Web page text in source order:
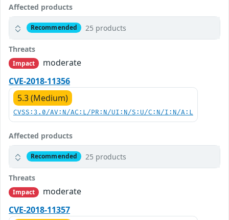
Affected products
Recommended 25 products
Threats
Impact
moderate
CVE-2018-11356
5.3 (Medium)
CVSS:3.0/AV:N/AC:L/PR:N/UI:N/S:U/C:N/I:N/A:L
Affected products
Recommended 25 products
Threats
Impact
moderate
CVE-2018-11357